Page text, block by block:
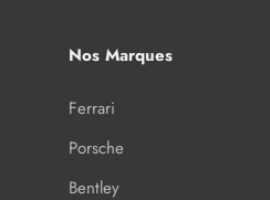
Nos Marques
Ferrari
Porsche
Bentley